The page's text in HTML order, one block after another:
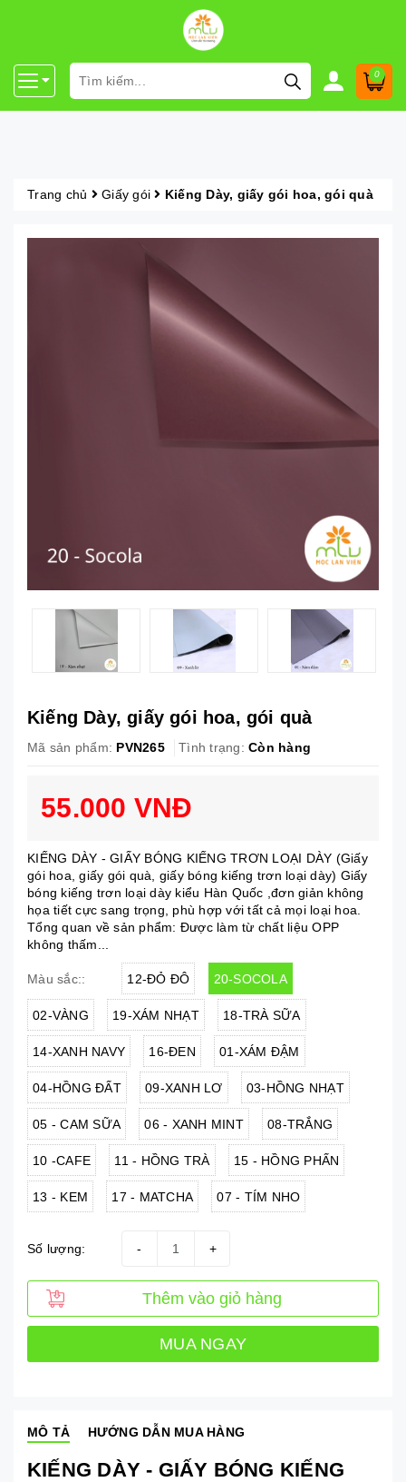
0
Trang chủ Giấy gói Kiếng Dày, giấy gói hoa, gói quà
Kiếng Dày, giấy gói hoa, gói quà
Mã sản phẩm: PVN265 Tình trạng: Còn hàng
55.000 VNĐ
KIẾNG DÀY - GIẤY BÓNG KIẾNG TRƠN LOẠI DÀY (Giấy
gói hoa, giấy gói quà, giấy bóng kiếng trơn loại dày) Giấy
bóng kiếng trơn loại dày kiểu Hàn Quốc ,đơn giản không
họa tiết cực sang trọng, phù hợp với tất cả mọi loại hoa.
Tổng quan về sản phẩm: Được làm từ chất liệu OPP
không thấm...
Màu sắc:: 12-ĐỎ ĐÔ 20-SOCOLA
02-VÀNG 19-XÁM NHẠT 18-TRÀ SỮA
14-XANH NAVY 16-ĐEN 01-XÁM ĐẬM
04-HỒNG ĐẤT 09-XANH LƠ 03-HỒNG NHẠT
05 - CAM SỮA 06 - XANH MINT 08-TRẮNG
10 -CAFE 11 - HỒNG TRÀ 15 - HỒNG PHẤN
13 - KEM 17 - MATCHA 07 - TÍM NHO
Số lượng: +
-
Thêm vào giỏ hàng
MUA NGAY
MÔ TẢ HƯỚNG DẪN MUA HÀNG
KIẾNG DÀY - GIẤY BÓNG KIẾNG